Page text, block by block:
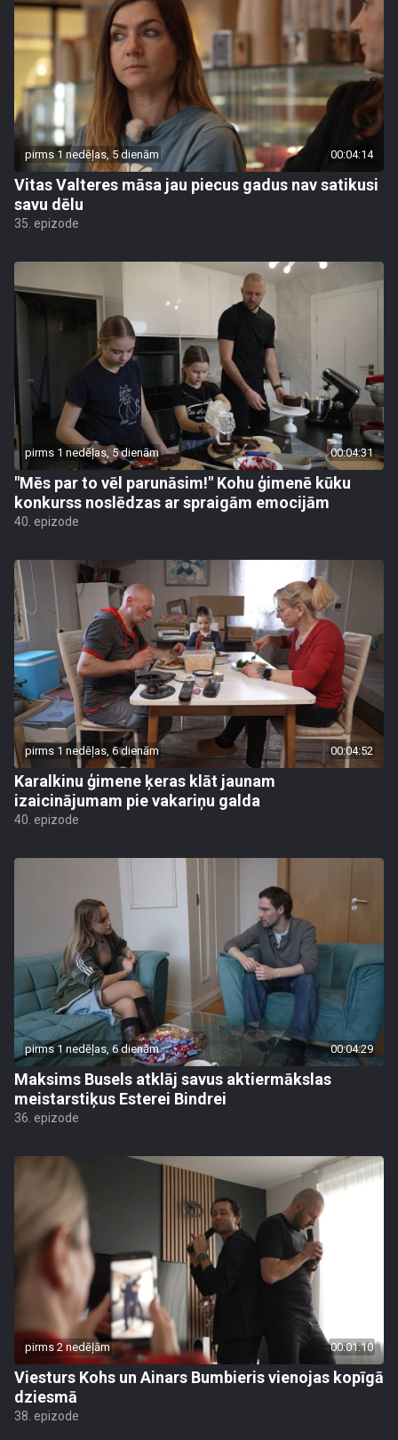
pirms 1 nedēļas, 5 dienām 00:04:14
Vitas Valteres māsa jau piecus gadus nav satikusi
savu dēlu
35. epizode
pirms 1 nedēļas, 5 dienām 00:04:31
"Mēs par to vēl parunāsim!" Kohu ģimenē kūku
konkurss noslēdzas ar spraigām emocijām
40. epizode
pirms 1 nedēļas, 6 dienām 00:04:52
Karalkinu ģimene ķeras klāt jaunam
izaicinājumam pie vakariņu galda
40. epizode
pirms 1 nedēļas, 6 dienām 00:04:29
Maksims Busels atklāj savus aktiermākslas
meistarstiķus Esterei Bindrei
36. epizode
pirms 2 nedēļām 00:01:10
Viesturs Kohs un Ainars Bumbieris vienojas kopīgā
dziesmā
38. epizode